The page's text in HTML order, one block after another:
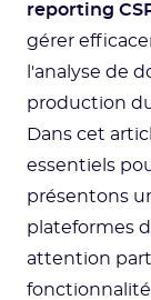
reporting
gérer
l'analyse de
production
Dans cet
essentiels
présentons
plateformes
attention